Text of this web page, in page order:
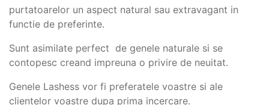
purtatoarelor un aspect natural sau extravagant in
functie de preferinte.
Sunt asimilate perfect de genele naturale si se
contopesc creand impreuna o privire de neuitat.
Genele Lashess vor fi preferatele voastre si ale
clientelor voastre dupa prima incercare.